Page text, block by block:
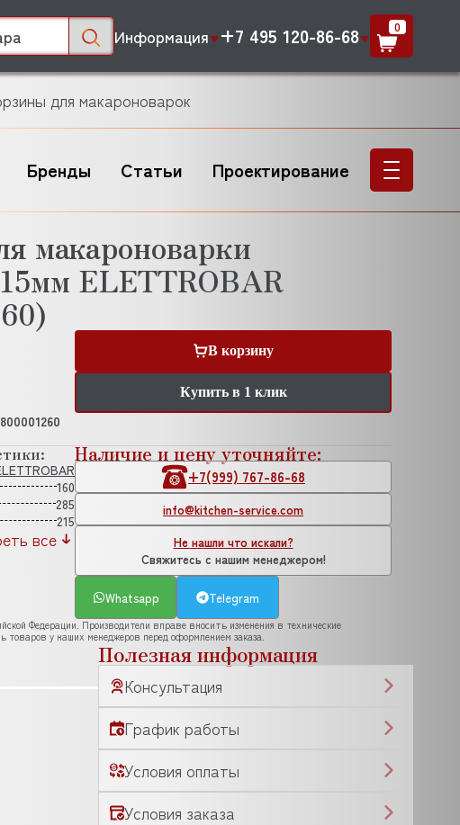
Информация +7 495 120-86-68 0
для макароноварок
Бренды Статьи Проектирование
макароноварки
ELETTROBAR
В корзину
Купить в 1 клик
160
285
215
все
Наличие и цену уточняйте:
+7(999) 767-86-68
info@kitchen-service.com
Не нашли что искали?
Свяжитесь с нашим менеджером!
Whatsapp Telegram
Федерации. Производители вправе вносить изменения в технические
у наших менеджеров перед оформлением заказа.
Полезная информация
Консультация
График работы
Условия оплаты
Условия заказа